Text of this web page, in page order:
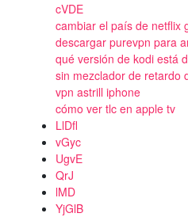
cVDE
cambiar el país de netflix
descargar purevpn para
qué versión de kodi está
sin mezclador de retardo
vpn astrill iphone
cómo ver tlc en apple tv
LlDfl
vGyc
UgvE
QrJ
lMD
YjGlB